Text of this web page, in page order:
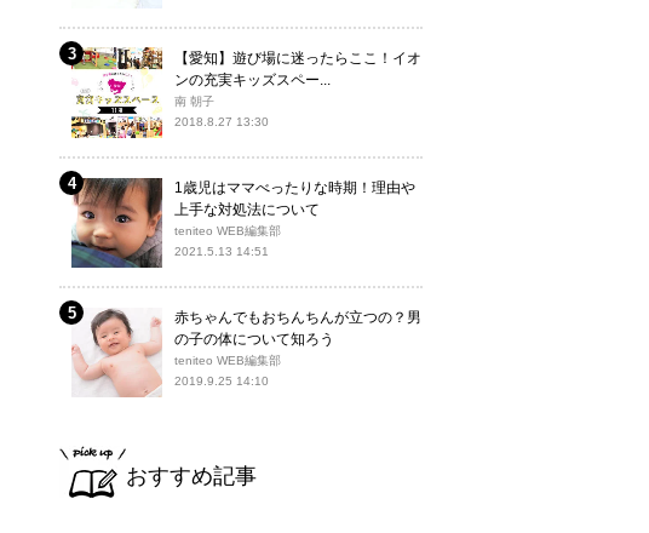
【愛知】遊び場に迷ったらここ！イオ
ンの充実キッズスペー...
南 朝子
2018.8.27 13:30
1歳児はママべったりな時期！理由や
上手な対処法について
teniteo WEB編集部
2021.5.13 14:51
赤ちゃんでもおちんちんが立つの？男
の子の体について知ろう
teniteo WEB編集部
2019.9.25 14:10
おすすめ記事